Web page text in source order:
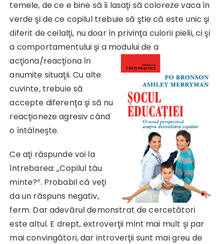
temele, de ce e bine să îi lasaţi să coloreze vaca în
verde şi de ce copilul trebuie să ştie că este unic şi
diferit de ceilalţi, nu doar în privinţa culorii pielii, ci şi
a comportamentului şi a modului de a
acţiona/reacţiona în
anumite situaţii. Cu alte
cuvinte, trebuie să
accepte diferenţa şi să nu
reacţioneze agresiv când
o întâlneşte.
Ce aţi răspunde voi la
întrebarea: „Copilul tău
minte?“. Probabil că veţi
da un răspuns negativ,
ferm. Dar adevărul demonstrat de cercetători
este altul. E drept, extroverţii mint mai mult şi par
mai convingători, dar introverţii sunt mai greu de